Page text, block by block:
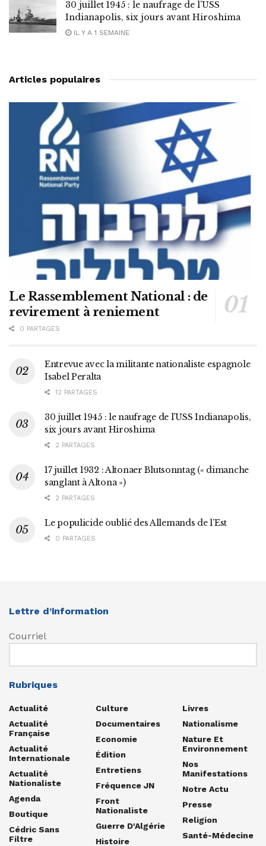
30 juillet 1945 : le naufrage de l’USS
Indianapolis, six jours avant Hiroshima
IL Y A 1 SEMAINE
Articles populaires
Le Rassemblement National : de
revirement à reniement
0 PARTAGES
Entrevue avec la militante nationaliste espagnole
Isabel Peralta
12 PARTAGES
30 juillet 1945 : le naufrage de l’USS Indianapolis,
six jours avant Hiroshima
2 PARTAGES
17 juillet 1932 : Altonaer Blutsonntag (« dimanche
sanglant à Altona »)
2 PARTAGES
Le populicide oublié des Allemands de l’Est
0 PARTAGES
Lettre d’information
Courriel
Rubriques
Actualité
Actualité
Française
Actualité
Internationale
Actualité
Nationaliste
Agenda
Boutique
Cédric Sans
Filtre
Culture
Documentaires
Economie
Édition
Entretiens
Fréquence JN
Front
Nationaliste
Guerre D'Algérie
Histoire
Livres
Nationalisme
Nature Et
Environnement
Nos
Manifestations
Notre Actu
Presse
Religion
Santé-Médecine